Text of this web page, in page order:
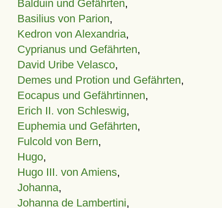
Balduin und Gefährten,
Basilius von Parion,
Kedron von Alexandria,
Cyprianus und Gefährten,
David Uribe Velasco,
Demes und Protion und Gefährten,
Eocapus und Gefährtinnen,
Erich II. von Schleswig,
Euphemia und Gefährten,
Fulcold von Bern,
Hugo,
Hugo III. von Amiens,
Johanna,
Johanna de Lambertini,